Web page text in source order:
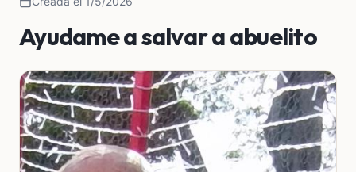
Ayudame a salvar a abuelito